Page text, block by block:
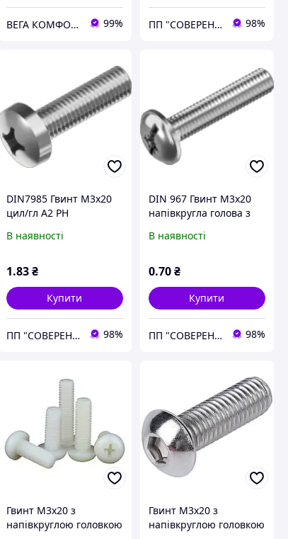
ВЕГА КОМФОРТ 99% ПП "СОВЕРЕН ГРУП" 98%
DIN7985 Гвинт М3х20
цил/гл А2 PH
В наявності
1.83 ₴
Купити
ПП "СОВЕРЕН ГРУП" 98%
DIN 967 Гвинт М3х20
напівкругла голова з
комбінований
PZ+PL
В наявності
0.70₴
Купити
ПП "СОВЕРЕН ГРУП" 98%
Гвинт М3х20 з
напівкруглою головкою
Гвинт М3х20 з
напівкруглою головкою